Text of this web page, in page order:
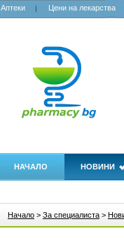
Аптеки Цени на лекарства
НАЧАЛО НОВИНИ
Начало > За специалиста >